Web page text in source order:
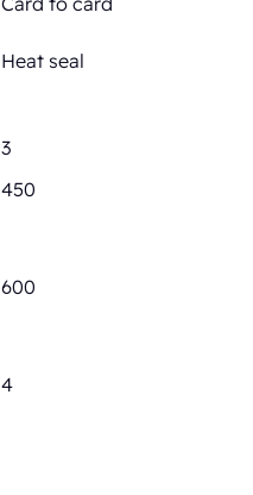
Heat seal
3
450
600
4